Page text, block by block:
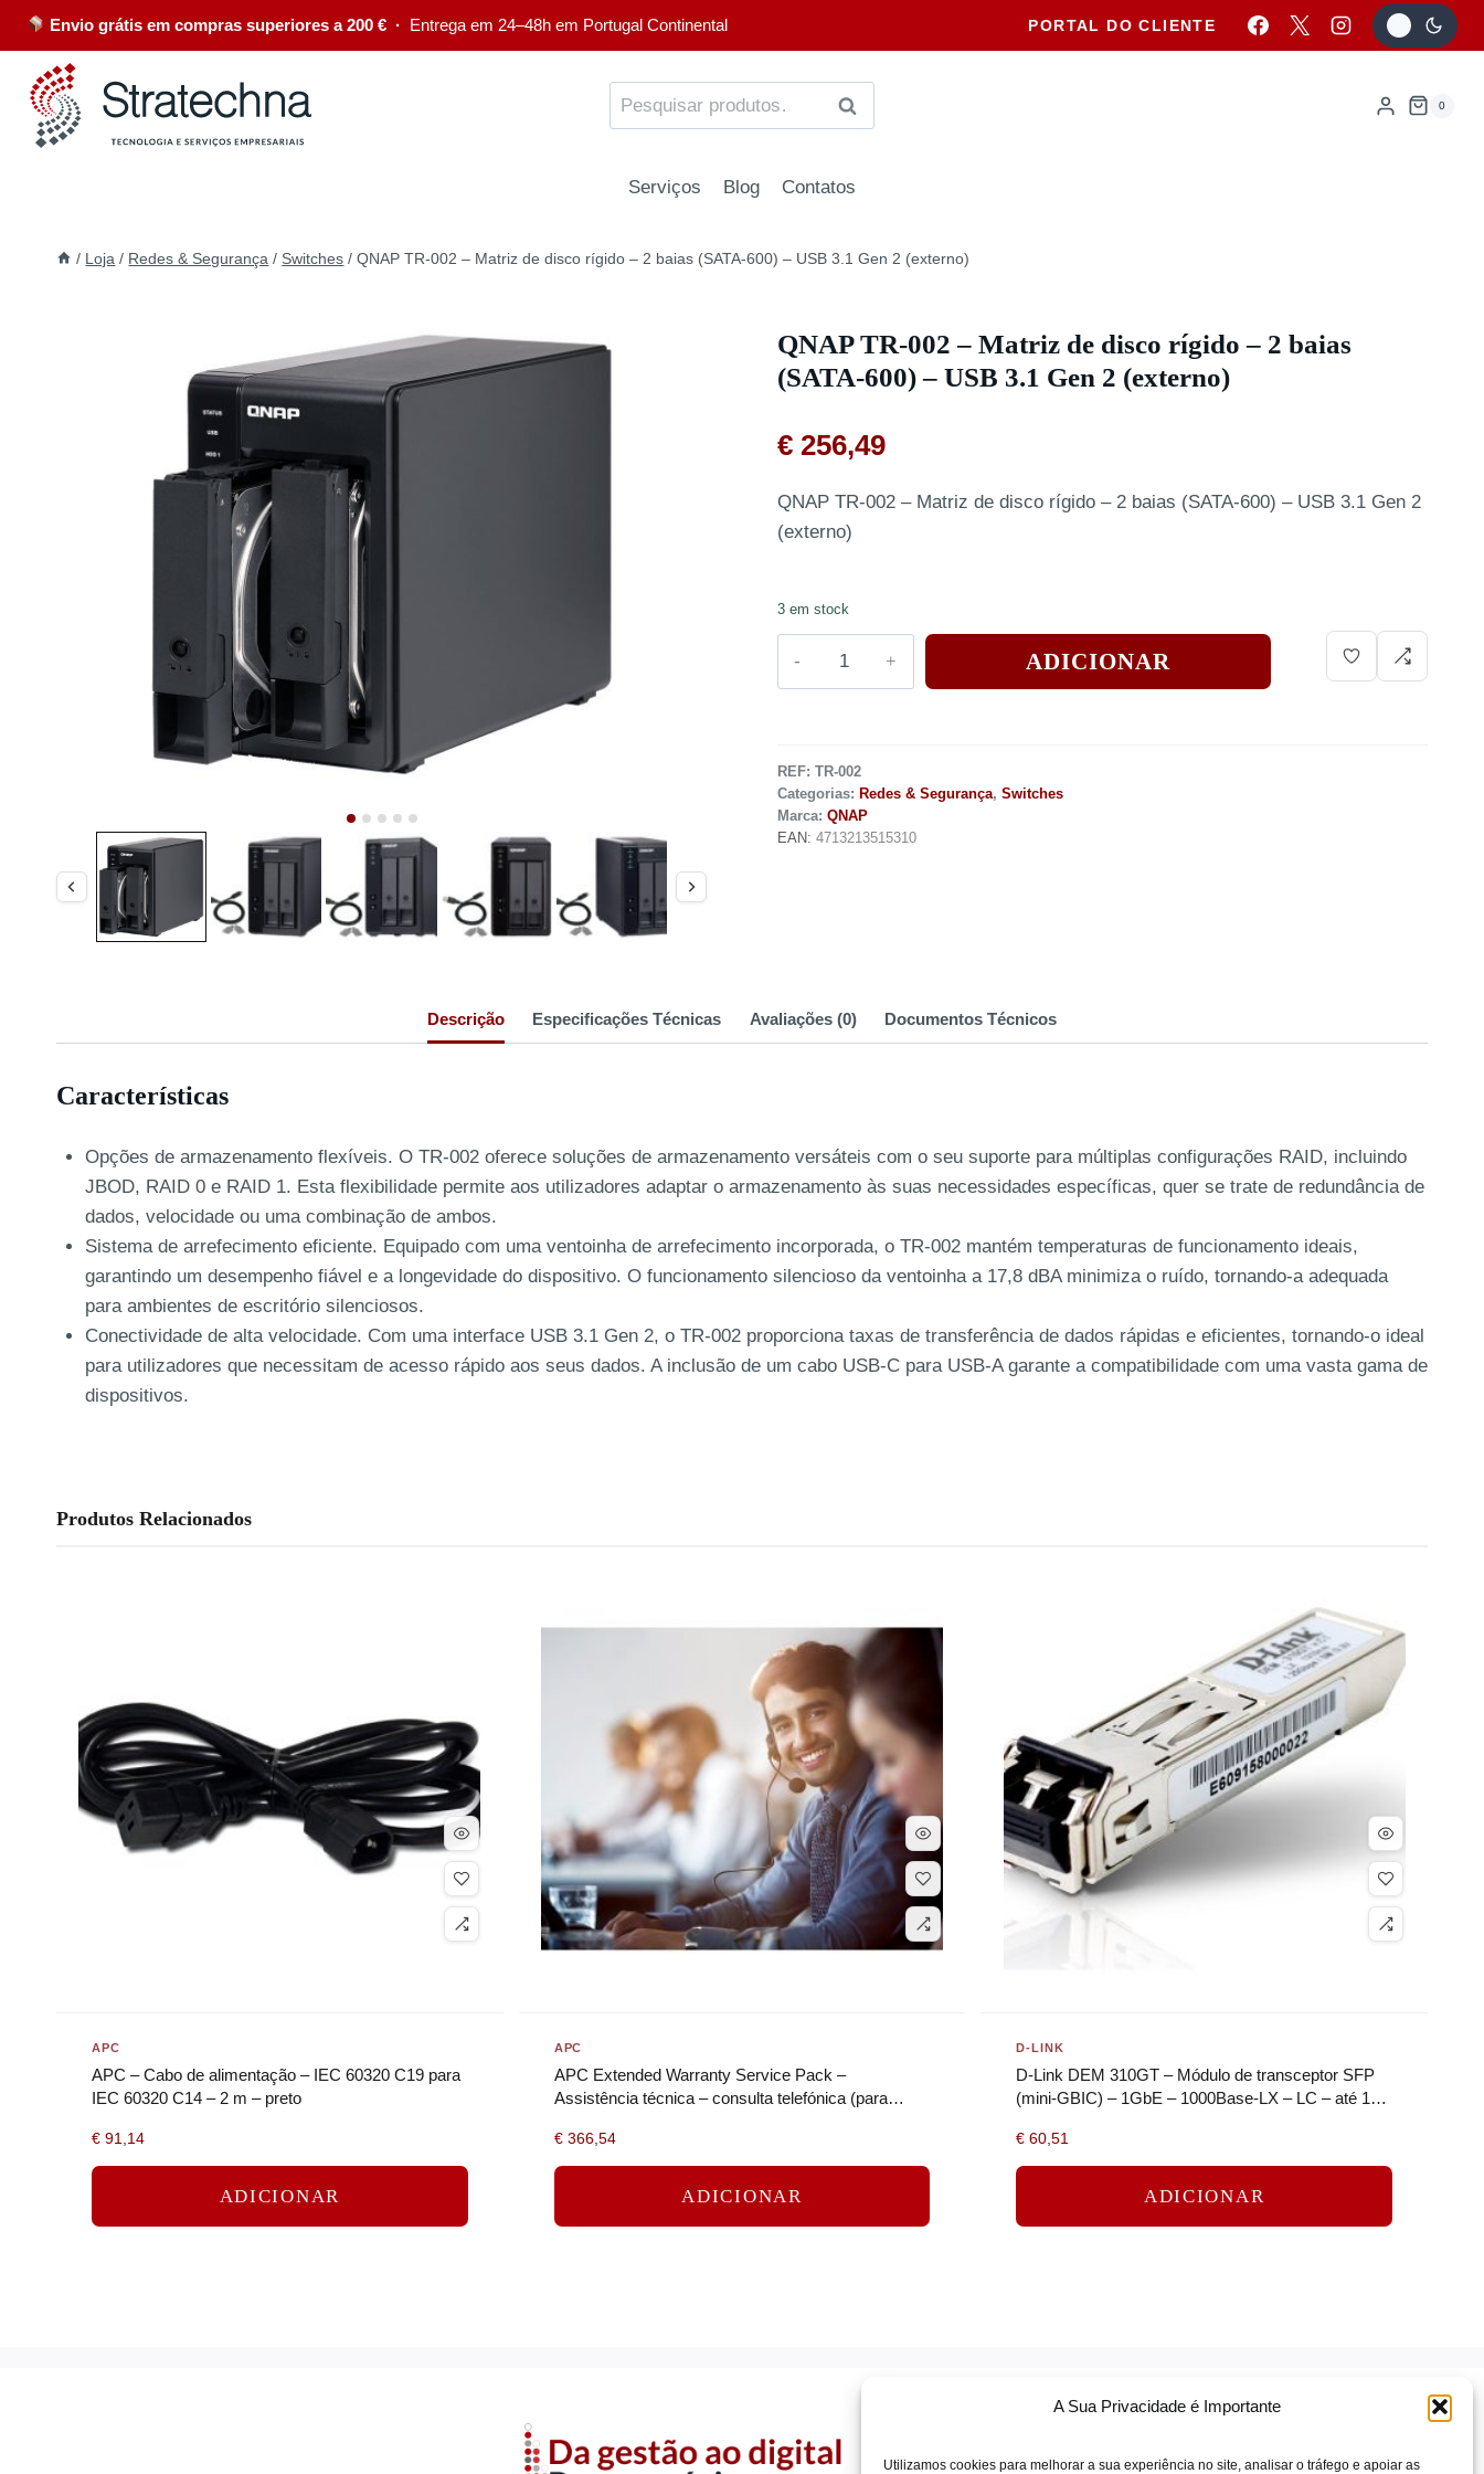
A Sua Privacidade é Importante
Utilizamos cookies para melhorar a sua experiência no site, analisar o tráfego e apoiar as
Envio grátis em compras superiores a 200 € · Entrega em 24–48h em Portugal Continental PORTAL DO CLIENTE
PESQUISA 0
Serviços Blog Contatos
/ Loja / Redes & Segurança / Switches / QNAP TR-002 – Matriz de disco rígido – 2 baias (SATA-600) – USB 3.1 Gen 2 (externo)
QNAP TR-002 – Matriz de disco rígido – 2 baias
(SATA-600) – USB 3.1 Gen 2 (externo)
€ 256,49
QNAP TR-002 – Matriz de disco rígido – 2 baias (SATA-600) – USB 3.1 Gen 2
(externo)
3 em stock
ADICIONAR
REF: TR-002
Categorias: Redes & Segurança, Switches
Marca: QNAP
EAN: 4713213515310
Descrição Especificações Técnicas Avaliações (0) Documentos Técnicos
Características
Opções de armazenamento flexíveis. O TR-002 oferece soluções de armazenamento versáteis com o seu suporte para múltiplas configurações RAID, incluindo
JBOD, RAID 0 e RAID 1. Esta flexibilidade permite aos utilizadores adaptar o armazenamento às suas necessidades específicas, quer se trate de redundância de
dados, velocidade ou uma combinação de ambos.
Sistema de arrefecimento eficiente. Equipado com uma ventoinha de arrefecimento incorporada, o TR-002 mantém temperaturas de funcionamento ideais,
garantindo um desempenho fiável e a longevidade do dispositivo. O funcionamento silencioso da ventoinha a 17,8 dBA minimiza o ruído, tornando-a adequada
para ambientes de escritório silenciosos.
Conectividade de alta velocidade. Com uma interface USB 3.1 Gen 2, o TR-002 proporciona taxas de transferência de dados rápidas e eficientes, tornando-o ideal
para utilizadores que necessitam de acesso rápido aos seus dados. A inclusão de um cabo USB-C para USB-A garante a compatibilidade com uma vasta gama de
dispositivos.
Produtos Relacionados
APC
APC – Cabo de alimentação – IEC 60320 C19 para
IEC 60320 C14 – 2 m – preto
€ 91,14
ADICIONAR
APC
APC Extended Warranty Service Pack –
Assistência técnica – consulta telefónica (para
€366,54
ADICIONAR
D-LINK
D-Link DEM 310GT – Módulo de transceptor SFP
(mini-GBIC) – 1GbE – 1000Base-LX – LC – até 10
€ 60,51
ADICIONAR